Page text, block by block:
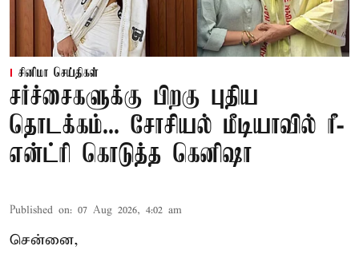
சினிமா செய்திகள்
சர்ச்சைகளுக்கு பிறகு புதிய
தொடக்கம்... சோசியல் மீடியாவில் ரீ-
என்ட்ரி கொடுத்த கெனிஷா
Published on: 07 Aug 2026, 4:02 am
சென்னை,